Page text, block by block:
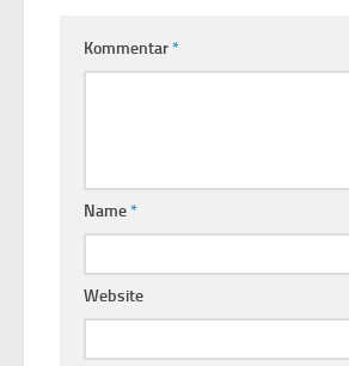
Kommentar*
Name*
Website